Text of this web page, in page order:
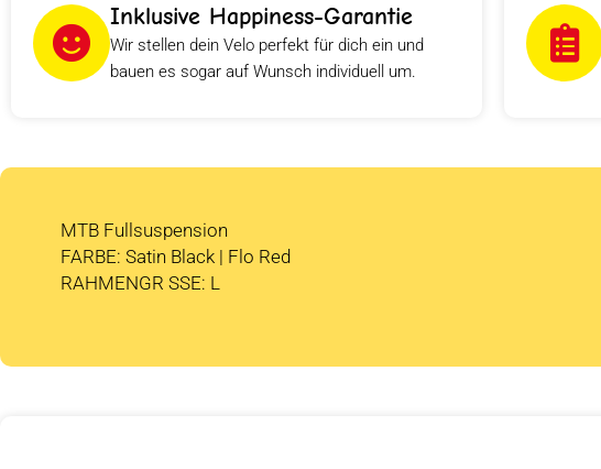
Inklusive Happiness-Garantie
Wir stellen dein Velo perfekt für dich ein und
bauen es sogar auf Wunsch individuell um.
MTB Fullsuspension
FARBE: Satin Black | Flo Red
RAHMENGR SSE: L